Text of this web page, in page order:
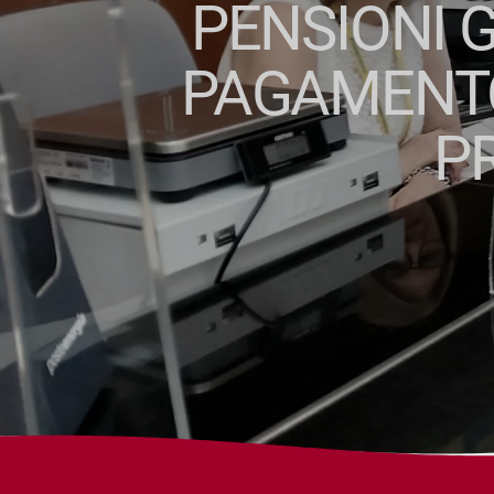
PENSIONI